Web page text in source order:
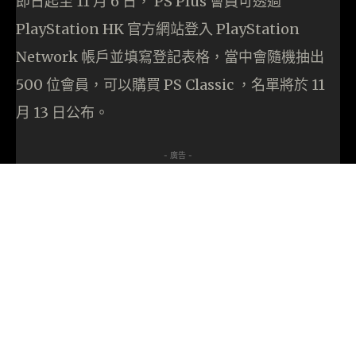
PlayStation HK 官方網站登入 PlayStation
Network 帳戶並填寫登記表格，當中會隨機抽出
500 位會員，可以購買 PS Classic ，名單將於 11
月 13 日公布。
- 廣告 -